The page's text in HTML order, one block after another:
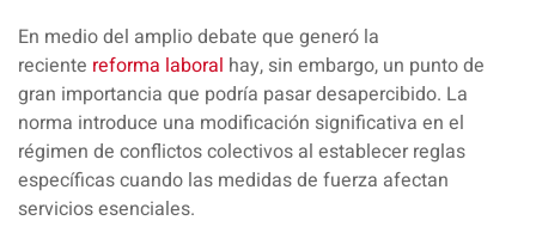
En medio del amplio debate que generó la
reciente reforma laboral hay, sin embargo, un punto de
gran importancia que podría pasar desapercibido. La
norma introduce una modificación significativa en el
régimen de conflictos colectivos al establecer reglas
específicas cuando las medidas de fuerza afectan
servicios esenciales.